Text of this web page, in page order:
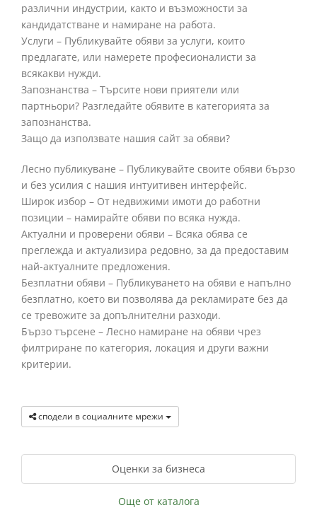
различни индустрии, както и възможности за
кандидатстване и намиране на работа.
Услуги – Публикувайте обяви за услуги, които
предлагате, или намерете професионалисти за
всякакви нужди.
Запознанства – Търсите нови приятели или
партньори? Разгледайте обявите в категорията за
запознанства.
Защо да използвате нашия сайт за обяви?
Лесно публикуване – Публикувайте своите обяви бързо
и без усилия с нашия интуитивен интерфейс.
Широк избор – От недвижими имоти до работни
позиции – намирайте обяви по всяка нужда.
Актуални и проверени обяви – Всяка обява се
преглежда и актуализира редовно, за да предоставим
най-актуалните предложения.
Безплатни обяви – Публикуването на обяви е напълно
безплатно, което ви позволява да рекламирате без да
се тревожите за допълнителни разходи.
Бързо търсене – Лесно намиране на обяви чрез
филтриране по категория, локация и други важни
критерии.
сподели в социалните мрежи
Оценки за бизнеса
Още от каталога